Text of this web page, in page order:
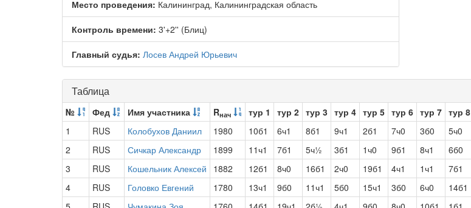
Место проведения: Калининград, Калининградская область
Контроль времени: 3'+2'' (Блиц)
Главный судья: Лосев Андрей Юрьевич
Таблица
№ Фед Имя участника Rнач тур 1 тур 2 тур 3 тур 4 тур 5 тур 6 тур 7 тур 8
1
RUS Колобухов Даниил 1980 10б1 6ч1 8б1 9ч1 2б1 7ч0 3б0 5ч0
2
RUS Сичкар Александр 1899 11ч1 7б1 5ч½ 3б1 1ч0 9б1 8ч1 6б0
3
RUS Кошельник Алексей 1882 12б1 8ч0 16б1 2ч0 19б1 4ч1 1ч1 7б1
4
RUS Головко Евгений 1780 13ч1 9б0 11ч1 5б0 15ч1 3б0 6ч0 14б1